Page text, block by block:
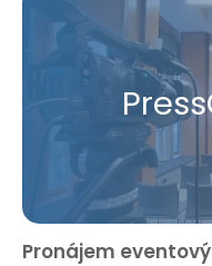
Pronájem